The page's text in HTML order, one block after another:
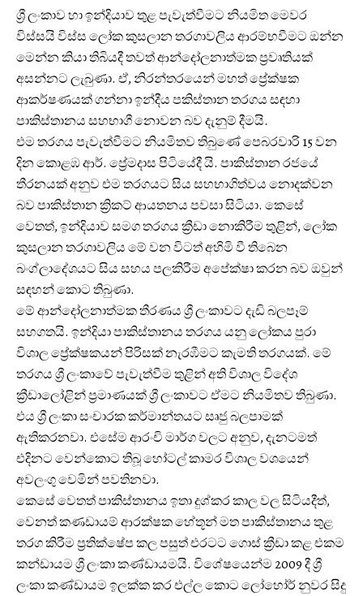
ශ්‍රී ලංකාව හා ඉන්දියාව තුළ පැවැත්වීමට නියමිත මෙවර
විස්සයි විස්ස ලෝක කුසලාන තරගාවලිය ආරම්භවීමට ඔන්න
මෙන්න කියා තිබියදී තවත් ආන්දෝලනාත්මක ප්‍රවෘතියක්
අසන්නට ලැබුණා. ඒ, නිරන්තරයෙන් මහත් ප්‍රේක්ෂක
ආකර්ෂණයක් ගන්නා ඉන්දීය පකිස්තාන තරගය සඳහා
පාකිස්තානය සහභාගී නොවන බව දැනුම් දීමයි.
එම තරගය පැවැත්වීමට නියමිතව තිබුණේ පෙබරවාරි 15 වන
දින කොළඹ ආර්. ප්‍රේමදාස පිටියේදී යි. පාකිස්තාන රජයේ
තීරනයක් අනුව එම තරගයට සිය සහභාගිත්වය නොදක්වන
බව පාකිස්තාන ක්‍රිකට් ආයතනය පවසා සිටියා. කෙසේ
වෙතත්, ඉන්දියාව සමග තරගය ක්‍රීඩා නොකිරීම තුළින්, ලෝක
කුසලාන තරගාවලිය මේ වන විටත් අහිමි වී තිබෙන
බංග්ලාදේශයට සිය සහය පලකිරීම අපේක්ෂා කරන බව ඔවුන්
සඳහන් කොට තිබුණා.
මේ ආන්දෝලනාත්මක තීරණය ශ්‍රී ලංකාවට දැඩි බලපෑම්
සහගතයි. ඉන්දියා පාකිස්තානය තරගය යනු ලෝකය පුරා
විශාල ප්‍රේක්ෂකයන් පිරිසක් නැරඹීමට කැමති තරගයක්. මේ
තරගය ශ්‍රී ලංකාවේ පැවැත්වීම තුළින් අති විශාල විදේශ
ක්‍රීඩාලෝළින් ප්‍රමාණයක් ශ්‍රී ලංකාවට ඒමට නියමිතව තිබුණා.
එය ශ්‍රී ලංකා සංචාරක කර්මාන්තයට සෘජු බලපාමක්
ඇතිකරනවා. එසේම ආරංචි මාර්ග වලට අනුව, දැනටමත්
එදිනට වෙන්කොට තිබූ හෝටල් කාමර විශාල වශයෙන්
අවලංගු වෙමින් පවතිනවා.
කෙසේ වෙතත් පාකිස්තානය ඉතා දුශ්කර කාල වල සිටියදීත්,
වෙනත් කණඩායම් ආරක්ෂක හේතූන් මත පාකිස්තානය තුළ
තරග කිරීම ප්‍රතික්ෂේප කල පසුත් එරටට ගොස් ක්‍රීඩා කළ එකම
කන්ඩායම ශ්‍රී ලංකා කණ්ඩායමයි. විශේෂයෙන්ම 2009 දී ශ්‍රී
ලංකා කණ්ඩායම ඉලක්ක කර එල්ල කොට ලෝහෝර් නුවර සිදු